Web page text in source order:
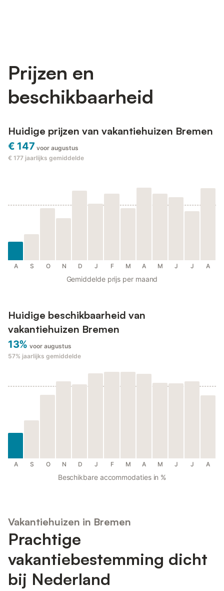
Prijzen en
beschikbaarheid
Huidige prijzen van vakantiehuizen Bremen
€ 147 voor augustus
€ 177 jaarlijks gemiddelde
A S O N D J F M A M J J A
Gemiddelde prijs per maand
Huidige beschikbaarheid van
vakantiehuizen Bremen
13% voor augustus
57% jaarlijks gemiddelde
A S O N D J F M A M J J A
Beschikbare accommodaties in %
Vakantiehuizen in Bremen
Prachtige
vakantiebestemming dicht
bij Nederland